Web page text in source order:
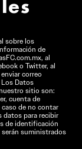
sobre los
de
al
o Twitter, al
correo
Datos
sitio son:
cuenta de
de no contar
datos para recibir
de identificación
serán suministrados